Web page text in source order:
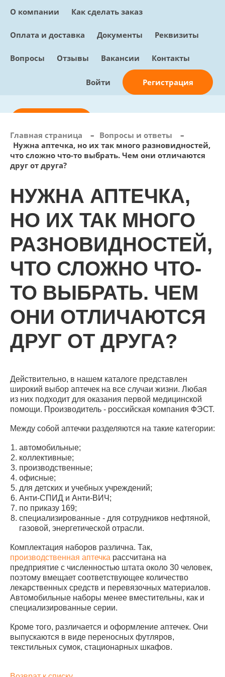
О компании Как сделать заказ
Оплата и доставка Документы Реквизиты
Вопросы Отзывы Вакансии Контакты
Войти Регистрация
info@sunmed.ru
Пн – Пт: с 10:00 - 18:00
Перезвоните мне
В корзине
0 позиций, 0 руб.
0
КАТАЛОГ
Главная страница – Вопросы и ответы
–
Нужна аптечка, но их так много разновидностей,
что сложно что-то выбрать. Чем они отличаются
друг от друга?
НУЖНА АПТЕЧКА,
НО ИХ ТАК МНОГО
РАЗНОВИДНОСТЕЙ,
ЧТО СЛОЖНО ЧТО-
ТО ВЫБРАТЬ. ЧЕМ
ОНИ ОТЛИЧАЮТСЯ
ДРУГ ОТ ДРУГА?
Действительно, в нашем каталоге представлен
широкий выбор аптечек на все случаи жизни. Любая
из них подходит для оказания первой медицинской
помощи. Производитель - российская компания ФЭСТ.
Между собой аптечки разделяются на такие категории:
автомобильные;
коллективные;
производственные;
офисные;
для детских и учебных учреждений;
Анти-СПИД и Анти-ВИЧ;
по приказу 169;
специализированные - для сотрудников нефтяной,
газовой, энергетической отрасли.
Комплектация наборов различна. Так,
производственная аптечка рассчитана на
предприятие с численностью штата около 30 человек,
поэтому вмещает соответствующее количество
лекарственных средств и перевязочных материалов.
Автомобильные наборы менее вместительны, как и
специализированные серии.
Кроме того, различается и оформление аптечек. Они
выпускаются в виде переносных футляров,
текстильных сумок, стационарных шкафов.